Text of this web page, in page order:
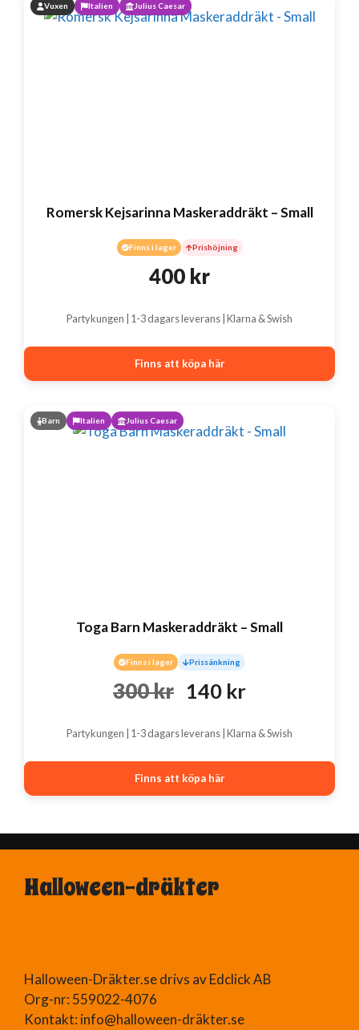
Vuxen Italien Julius Caesar
Romersk Kejsarinna Maskeraddräkt – Small
Finns i lager Prishöjning
400 kr
Partykungen | 1-3 dagars leverans | Klarna & Swish
Finns att köpa här
Barn Italien Julius Caesar
Toga Barn Maskeraddräkt – Small
Finns i lager Prissänkning
300kr Det
var:
140 krDet
Partykungen | 1-3 dagars leverans | Klarna & Swish
Finns att köpa här
Halloween-dräkter
Halloween-Dräkter.se drivs av Edclick AB
Org-nr: 559022-4076
Kontakt: info@halloween-dräkter.se